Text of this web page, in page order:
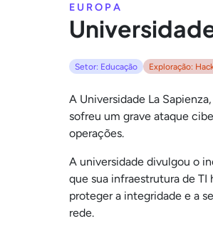
EUROPA
Setor: Educação Exploração:
A Universidade La
sofreu um grave ataque
operações.
A universidade divulgou o
que sua infraestrutura de
proteger a integridade e a
rede.